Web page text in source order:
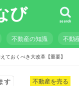
び search
不動産の知識 不動
ておくべき大改革【重要】
不動産を売る
す